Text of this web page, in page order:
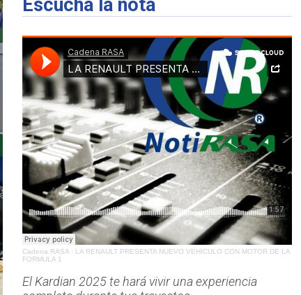
Escucha la nota
Cadena RASA· LA RENAULT PRESENTA NUEVO VEHICULO CON MOTOR DE LA
FORMULA 1
El Kardian 2025 te hará vivir una experiencia